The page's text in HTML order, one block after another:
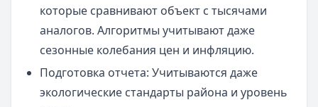
которые сравнивают объект с тысячами
аналогов. Алгоритмы учитывают даже
сезонные колебания цен и инфляцию.
Подготовка отчета: Учитываются даже
экологические стандарты района и уровень